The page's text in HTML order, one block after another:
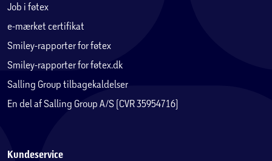
Job i føtex
e-mærket certifikat
Smiley-rapporter for føtex
Smiley-rapporter for føtex.dk
Salling Group tilbagekaldelser
En del af Salling Group A/S (CVR 35954716)
Kundeservice